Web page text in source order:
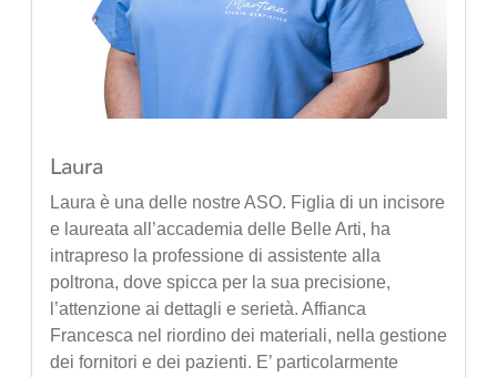
Laura
Laura è una delle nostre ASO. Figlia di un incisore
e laureata all’accademia delle Belle Arti, ha
intrapreso la professione di assistente alla
poltrona, dove spicca per la sua precisione,
l’attenzione ai dettagli e serietà. Affianca
Francesca nel riordino dei materiali, nella gestione
dei fornitori e dei pazienti. E’ particolarmente